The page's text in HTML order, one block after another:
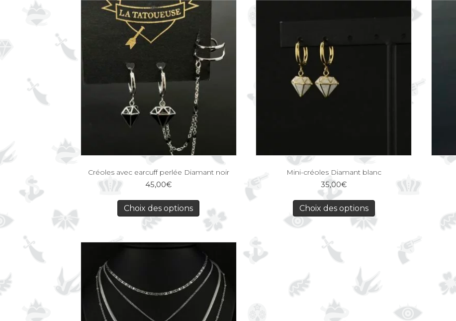
Créoles avec earcuff perlée Diamant noir
45,00€
Choix des options
Mini-créoles Diamant blanc
35,00€
Choix des options